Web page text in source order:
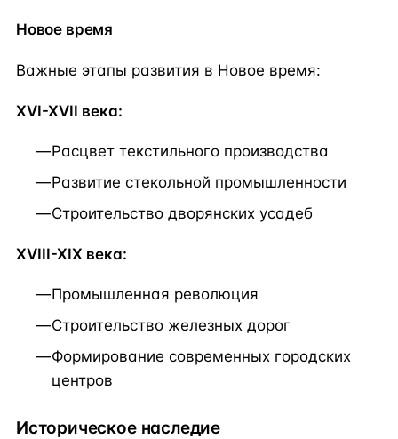
Новое время
Важные этапы развития в Новое время:
XVI-XVII века:
Расцвет текстильного производства
Развитие стекольной промышленности
Строительство дворянских усадеб
XVIII-XIX века:
Промышленная революция
Строительство железных дорог
Формирование современных городских
центров
Историческое наследие